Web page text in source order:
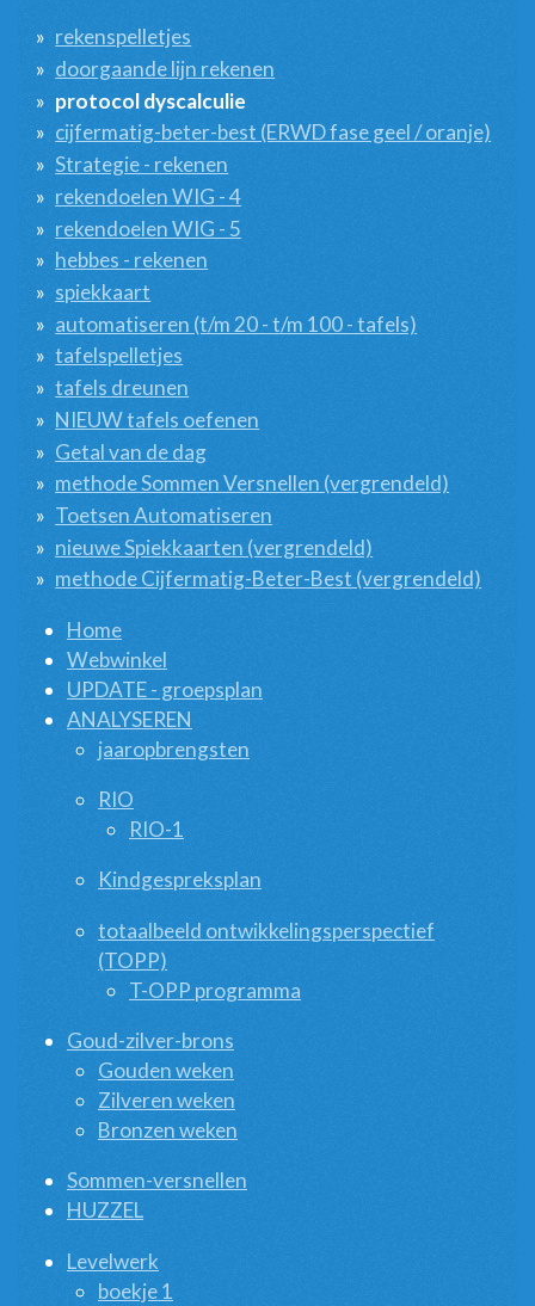
rekenspelletjes
doorgaande lijn rekenen
protocol dyscalculie
cijfermatig-beter-best (ERWD fase geel / oranje)
Strategie - rekenen
rekendoelen WIG - 4
rekendoelen WIG - 5
hebbes - rekenen
spiekkaart
automatiseren (t/m 20 - t/m 100 - tafels)
tafelspelletjes
tafels dreunen
NIEUW tafels oefenen
Getal van de dag
methode Sommen Versnellen (vergrendeld)
Toetsen Automatiseren
nieuwe Spiekkaarten (vergrendeld)
methode Cijfermatig-Beter-Best (vergrendeld)
Home
Webwinkel
UPDATE - groepsplan
ANALYSEREN
jaaropbrengsten
RIO
RIO-1
Kindgespreksplan
totaalbeeld ontwikkelingsperspectief
(TOPP)
T-OPP programma
Goud-zilver-brons
Gouden weken
Zilveren weken
Bronzen weken
Sommen-versnellen
HUZZEL
Levelwerk
boekje 1